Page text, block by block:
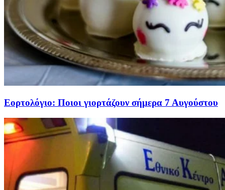
Εορτολόγιο: Ποιοι γιορτάζουν σήμερα 7 Αυγούστου